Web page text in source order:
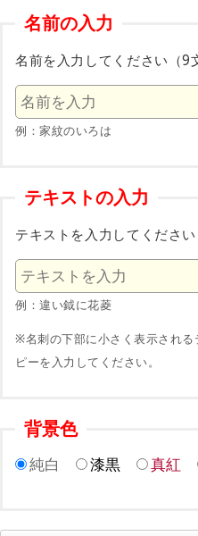
名前の入力
名前を入力してください（9
例：家紋のいろは
テキストの入力
テキストを入力してください
例：違い鉞に花菱
※名刺の下部に小さく表示され
ピーを入力してください。
背景色
純白 漆黒 真紅